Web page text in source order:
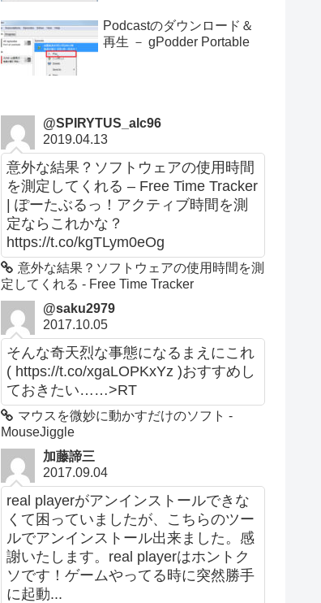
Podcastのダウンロード＆
再生 － gPodder Portable
@SPIRYTUS_alc96
2019.04.13
意外な結果？ソフトウェアの使用時間
を測定してくれる – Free Time Tracker
| ぽーたぶるっ！アクティブ時間を測
定ならこれかな？
https://t.co/kgTLym0eOg
意外な結果？ソフトウェアの使用時間を測
定してくれる - Free Time Tracker
@saku2979
2017.10.05
そんな奇天烈な事態になるまえにこれ
( https://t.co/xgaLOPKxYz )おすすめし
ておきたい……>RT
マウスを微妙に動かすだけのソフト -
MouseJiggle
加藤諦三
2017.09.04
real playerがアンインストールできな
くて困っていましたが、こちらのツー
ルでアンインストール出来ました。感
謝いたします。real playerはホントク
ソです！ゲームやってる時に突然勝手
に起動...